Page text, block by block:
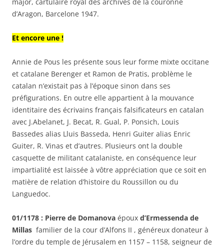
d’Aragon, Barcelone 1947.
Et encore une !
Annie de Pous les présente sous leur forme mixte occitane
et catalane Berenger et Ramon de Pratis, problème le
catalan n’existait pas à l’époque sinon dans ses
préfigurations. En outre elle appartient à la mouvance
identitaire des écrivains français falsificateurs en catalan
avec J.Abelanet, J. Becat, R. Gual, P. Ponsich, Louis
Bassedes alias Lluis Basseda, Henri Guiter alias Enric
Guiter, R. Vinas et d’autres. Plusieurs ont la double
casquette de militant catalaniste, en conséquence leur
impartialité est laissée à vôtre appréciation que ce soit en
matière de relation d’histoire du Roussillon ou du
Languedoc.
01/1178 : Pierre de Domanova époux d’Ermessenda de
Millas familier de la cour d’Alfons II , généreux donateur à
l’ordre du temple de Jérusalem en 1157 – 1158, seigneur de